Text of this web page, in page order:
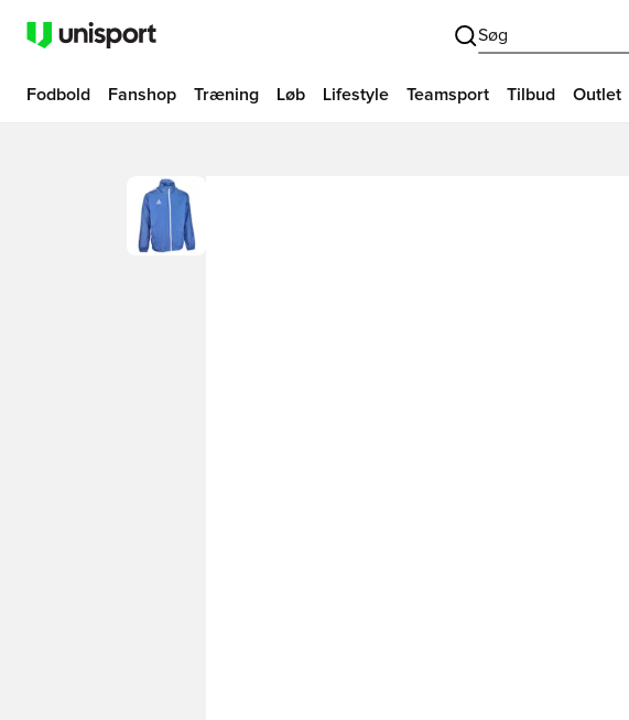
Søg
Fodbold Fanshop Træning Løb Lifestyle Teamsport Tilbud Outlet